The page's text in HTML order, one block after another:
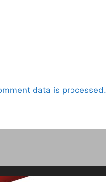
data is processed.